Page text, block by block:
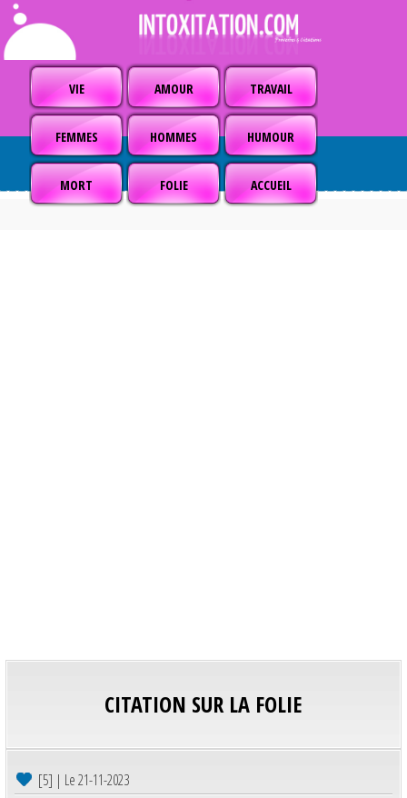
VIE AMOUR TRAVAIL
FEMMES HOMMES HUMOUR
MORT FOLIE ACCUEIL
CITATION SUR LA FOLIE
[5] | Le 21-11-2023